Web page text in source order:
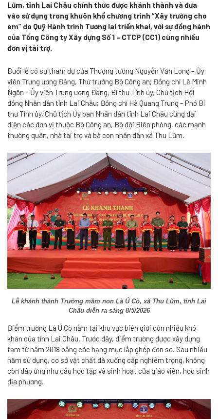
Lũm, tỉnh Lai Châu chính thức được khánh thành và đưa
vào sử dụng trong khuôn khổ chương trình “Xây trường cho
em” do Quỹ Hành trình Tương lai triển khai, với sự đồng hành
của Tổng Công ty Xây dựng Số 1 – CTCP (CC1) cùng nhiều
đơn vị tài trợ.
Buổi lễ có sự tham dự của Thượng tướng Nguyễn Văn Long – Ủy
viên Trung ương Đảng, Thứ trưởng Bộ Công an; Đồng chí Lê Minh
Ngân – Ủy viên Trung ương Đảng, Bí thư Tỉnh ủy, Chủ tịch Hội
đồng Nhân dân tỉnh Lai Châu; Đồng chí Hà Quang Trung – Phó Bí
thư Tỉnh ủy, Chủ tịch Ủy ban Nhân dân tỉnh Lai Châu cùng đại
diện các đơn vị thuộc Bộ Công an, Bộ đội Biên phòng, các mạnh
thường quân, nhà tài trợ và bà con nhân dân xã Thu Lũm.
Lễ khánh thành Trường mầm non Là Ú Cò, xã Thu Lũm, tỉnh Lai
Châu diễn ra sáng 8/5/2026
Điểm trường Là Ú Cò nằm tại khu vực biên giới còn nhiều khó
khăn của tỉnh Lai Châu. Trước đây, điểm trường được xây dựng
tạm từ năm 2018 bằng các hạng mục lắp ghép đơn sơ. Sau nhiều
năm sử dụng, cơ sở vật chất đã xuống cấp nghiêm trọng, không
còn đáp ứng nhu cầu học tập và sinh hoạt của giáo viên, học sinh
địa phương.